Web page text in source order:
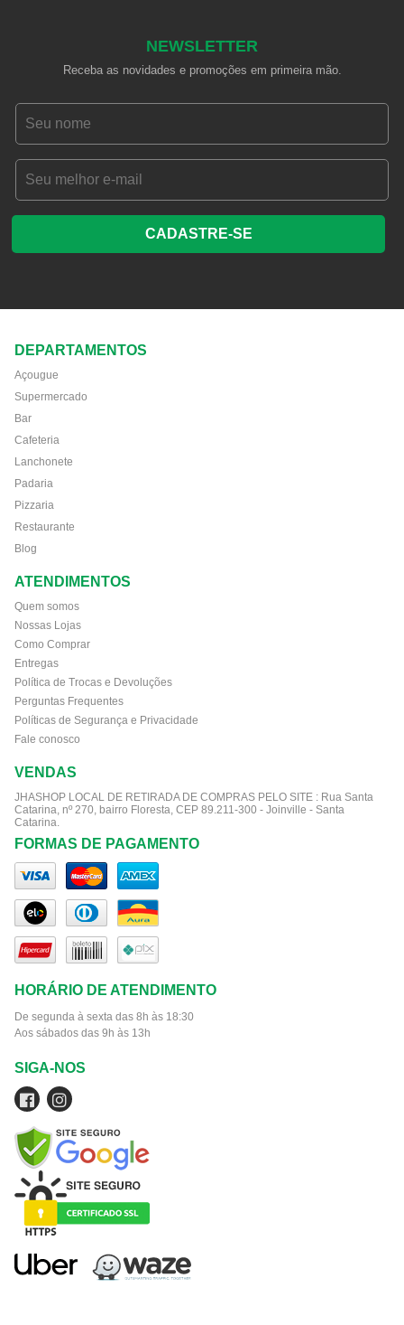
NEWSLETTER
Receba as novidades e promoções em primeira mão.
CADASTRE-SE
DEPARTAMENTOS
Açougue
Supermercado
Bar
Cafeteria
Lanchonete
Padaria
Pizzaria
Restaurante
Blog
ATENDIMENTOS
Quem somos
Nossas Lojas
Como Comprar
Entregas
Política de Trocas e Devoluções
Perguntas Frequentes
Políticas de Segurança e Privacidade
Fale conosco
VENDAS
JHASHOP LOCAL DE RETIRADA DE COMPRAS PELO SITE : Rua Santa
Catarina, nº 270, bairro Floresta, CEP 89.211-300 - Joinville - Santa
Catarina.
FORMAS DE PAGAMENTO
HORÁRIO DE ATENDIMENTO
De segunda à sexta das 8h às 18:30
Aos sábados das 9h às 13h
SIGA-NOS